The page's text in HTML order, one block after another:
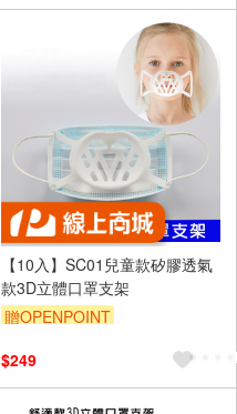
【10入】SC01兒童款矽膠透氣
款3D立體口罩支架
贈OPENPOINT
$249